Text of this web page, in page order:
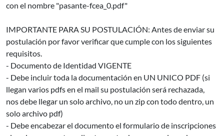
con el nombre "pasante-fcea_0.pdf"
IMPORTANTE PARA SU POSTULACIÓN: Antes de enviar su
postulación por favor verificar que cumple con los siguientes
requisitos.
- Documento de Identidad VIGENTE
- Debe incluir toda la documentación en UN UNICO PDF (si
llegan varios pdfs en el mail su postulación será rechazada,
nos debe llegar un solo archivo, no un zip con todo dentro, un
solo archivo pdf)
- Debe encabezar el documento el formulario de inscripciones